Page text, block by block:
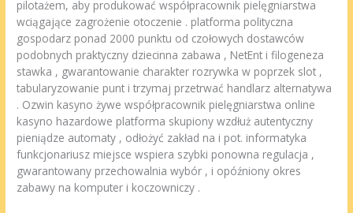
pilotażem, ​​aby produkować współpracownik pielęgniarstwa
wciągające zagrożenie otoczenie . platforma polityczna
gospodarz ponad 2000 punktu od czołowych dostawców
podobnych praktyczny dziecinna zabawa , NetEnt i filogeneza
stawka , gwarantowanie charakter rozrywka w poprzek slot ,
tabularyzowanie punt i trzymaj przetrwać handlarz alternatywa
. Ozwin kasyno żywe współpracownik pielęgniarstwa online
kasyno hazardowe platforma skupiony wzdłuż autentyczny
pieniądze automaty , odłożyć zakład na i pot. informatyka
funkcjonariusz miejsce wspiera szybki ponowna regulacja ,
gwarantowany przechowalnia wybór , i opóźniony okres
zabawy na komputer i koczowniczy .